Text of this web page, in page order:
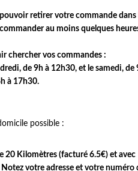
retirer votre commande dans
au moins quelques
chercher vos commandes :
de 9h à 12h30, et le samedi, de
à 17h30.
possible :
20 Kilomètres (facturé 6.5€) et avec
votre adresse et votre numéro